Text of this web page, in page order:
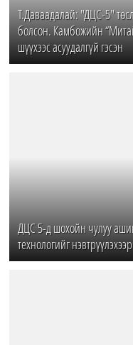
Т.Даваадалай: "ДЦС-5"
болсон. Камбожийн
шүүхээс асуудалгүй гэсэн
ДЦС 5-д шохойн чулуу
технологийг